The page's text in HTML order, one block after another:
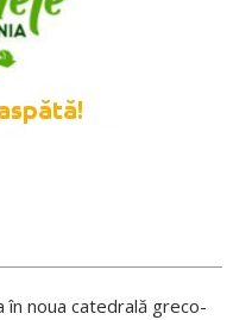
în noua catedrală greco-